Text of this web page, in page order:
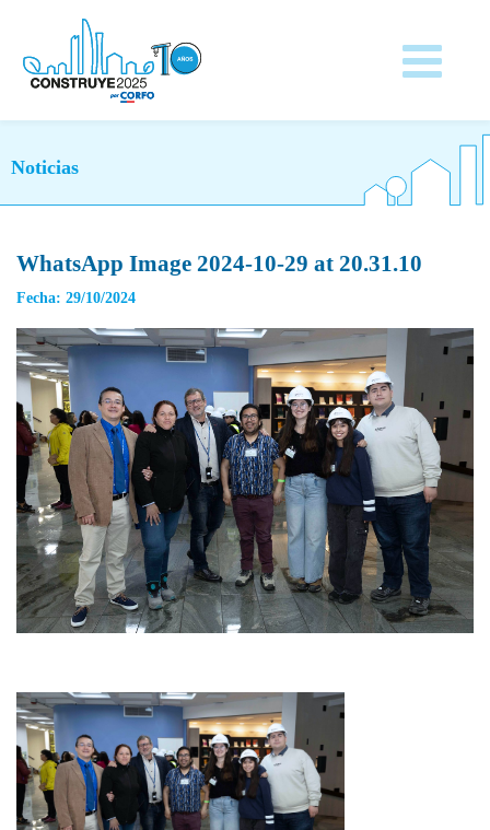
Noticias
WhatsApp Image 2024-10-29 at 20.31.10
Fecha: 29/10/2024